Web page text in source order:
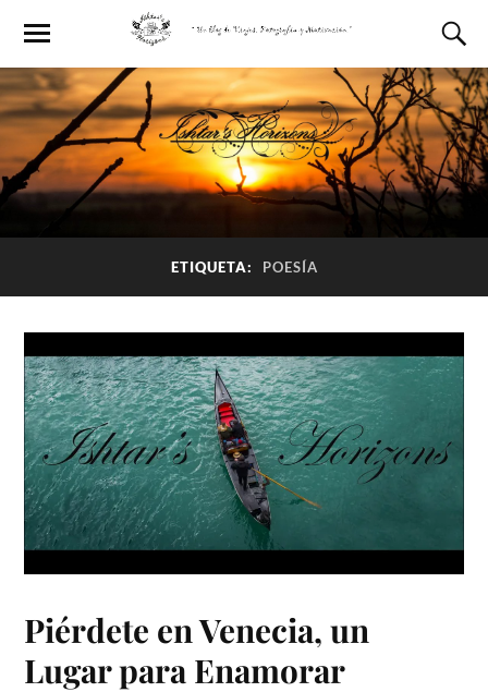
ETIQUETA: POESÍA
Piérdete en Venecia, un
Lugar para Enamorar